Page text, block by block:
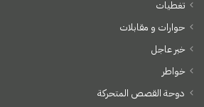
تغطيات
حوارات و مقابلات
خبر عاجل
خواطر
دوحة القصص المتحركة